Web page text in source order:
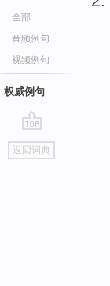
全部
音频例句
视频例句
权威例句
go
top
返回词典